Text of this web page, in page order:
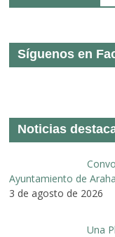
Síguenos en
Noticias
Ayuntamiento de
3 de agosto de 2026
Una